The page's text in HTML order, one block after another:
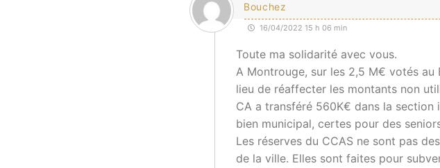
Bouchez
16/04/2022 15 h 06 min
Toute ma solidarité avec vous.
A Montrouge, sur les 2,5 M€ votés au
lieu de réaffecter les montants non
CA a transféré 560K€ dans la section
bien municipal, certes pour des
Les réserves du CCAS ne sont pas
de la ville. Elles sont faites pour